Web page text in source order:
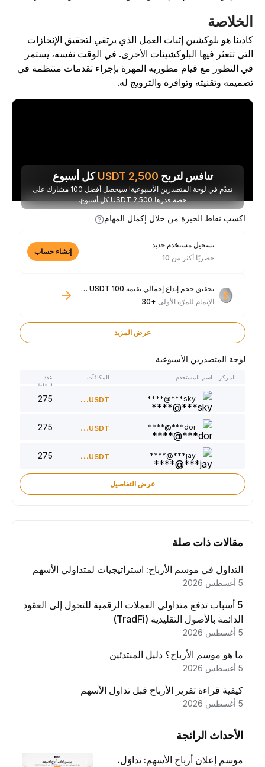
هو بلوكشين إثبات العمل الذي يرتقي لتحقيق الإنجازات
تتعثر فيها البلوكشينات الأخرى. في الوقت نفسه، يستمر
التطور مع قيام مطوريه المهرة بإجراء تقدمات منتظمة في
وتقنيته وتوافره والترويج له.
تنافس لتربح 2,500
USDTكل أسبوع
تقدّم في لوحة المتصدرين الأسبوعية! سيحصل أفضل 100 مشارك على
حصة قدرها 2,500 USDT كل أسبوع.
اكسب نقاط الخبرة من خلال إكمال المهام
تسجيل مستخدم جديد
حصريًا أكثر من 10
إنشاء حساب
تحقيق حجم إيداع إجمالي بقيمة 100 USDT فأكثر
الإتمام للمرّة الأولى+30
عرض المزيد
لوحة المتصدرين الأسبوعية
المركز اسم المستخدم المكافآت
النقاط
sky***@****
300USDT
dor***@****
220USDT
jay***@****
150USDT
عرض التفاصيل
مقالات ذات صلة
التداول في موسم الأرباح: استراتيجيات لمتداولي الأسهم
5 أسباب تدفع متداولي العملات الرقمية للتحول إلى العقود
الدائمة بالأصول التقليدية (TradFi)
ما هو موسم الأرباح؟ دليل المبتدئين
كيفية قراءة تقرير الأرباح قبل تداول الأسهم
الأحداث الرائجة
موسم إعلان أرباح الأسهم: تداوَل،